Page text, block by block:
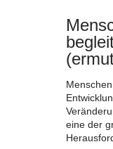
eine der